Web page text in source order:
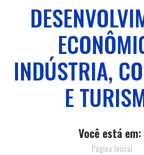
INDÚSTRIA,
E
Você está em:
Página Inicial